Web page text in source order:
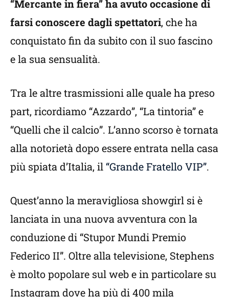
“Mercante in fiera” ha avuto occasione di
farsi conoscere dagli spettatori, che ha
conquistato fin da subito con il suo fascino
e la sua sensualità.
Tra le altre trasmissioni alle quale ha preso
part, ricordiamo “Azzardo”, “La tintoria” e
“Quelli che il calcio”. L’anno scorso è tornata
alla notorietà dopo essere entrata nella casa
più spiata d’Italia, il “Grande Fratello VIP”.
Quest’anno la meravigliosa showgirl si è
lanciata in una nuova avventura con la
conduzione di “Stupor Mundi Premio
Federico II”. Oltre alla televisione, Stephens
è molto popolare sul web e in particolare su
Instagram dove ha più di 400 mila